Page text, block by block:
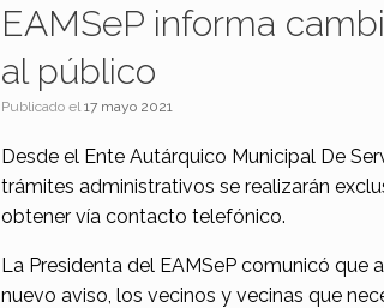
EAMSeP informa
al público
Publicado el17 mayo 2021
Desde el Ente Autárquico Municipal De
trámites administrativos se realizarán
obtener vía contacto telefónico.
La Presidenta del EAMSeP comunicó que
nuevo aviso, los vecinos y vecinas que